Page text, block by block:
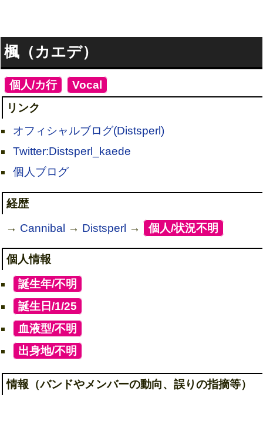
楓（カエデ）
個人/カ行] Vocal
リンク
オフィシャルブログ(Distsperl)
Twitter:Distsperl_kaede
個人ブログ
経歴
→ Cannibal → Distsperl → [個人/状況不明
個人情報
誕生年/不明
誕生日/1/25
血液型/不明
出身地/不明
情報（バンドやメンバーの動向、誤りの指摘等）